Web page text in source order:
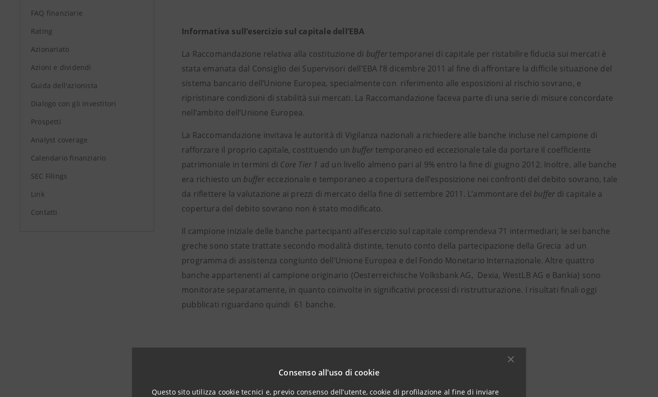
Consenso all'uso di cookie
Questo sito utilizza cookie tecnici e, previo consenso dell’utente, cookie di profilazione al fine di inviare
FAQ finanziarie
Rating
Azionariato
Azioni e dividendi
Guida dell'azionista
Dialogo con gli investitori
Prospetti
Analyst coverage
Calendario finanziario
SEC Filings
Link
Contatti
Informativa sull’esercizio sul capitale dell’EBA
La Raccomandazione relativa alla costituzione di buffertemporanei di capitale per ristabilire fiducia sui mercati è
stata emanata dal Consiglio dei Supervisori dell’EBA l’8 dicembre 2011 al fine di affrontare la difficile situazione del
sistema bancario dell’Unione Europea, specialmente con riferimento alle esposizioni al rischio sovrano, e
ripristinare condizioni di stabilità sui mercati. La Raccomandazione faceva parte di una serie di misure concordate
nell’ambito dell’Unione Europea.
La Raccomandazione invitava le autorità di Vigilanza nazionali a richiedere alle banche incluse nel campione di
rafforzare il proprio capitale, costituendo un buffertemporaneo ed eccezionale tale da portare il coefficiente
patrimoniale in termini di Core Tier 1 ad un livello almeno pari al 9% entro la fine di giugno 2012. Inoltre, alle banche
era richiesto un buffereccezionale e temporaneo a copertura dell’esposizione nei confronti del debito sovrano, tale
da riflettere la valutazione ai prezzi di mercato della fine di settembre 2011. L’ammontare del bufferdi capitale a
copertura del debito sovrano non è stato modificato.
Il campione iniziale delle banche partecipanti all’esercizio sul capitale comprendeva 71 intermediari; le sei banche
greche sono state trattate secondo modalità distinte, tenuto conto della partecipazione della Grecia ad un
programma di assistenza congiunto dell’Unione Europea e del Fondo Monetario Internazionale. Altre quattro
banche appartenenti al campione originario (Oesterreichische Volksbank AG, Dexia, WestLB AG e Bankia) sono
monitorate separatamente, in quanto coinvolte in significativi processi di ristrutturazione. I risultati finali oggi
pubblicati riguardano quindi 61 banche.